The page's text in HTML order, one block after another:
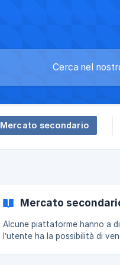
Mercato secondario
Mercato
Alcune piattaforme hanno a
l’utente ha la possibilità di